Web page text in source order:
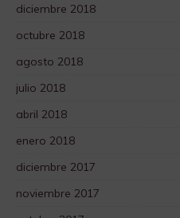
diciembre 2018
octubre 2018
agosto 2018
julio 2018
abril 2018
enero 2018
diciembre 2017
noviembre 2017